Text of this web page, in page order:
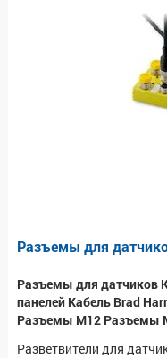
Разъемы для
Разъемы для датчиков
панелей Кабель Brad
Разъемы М12 Разъемы
Разветвители для